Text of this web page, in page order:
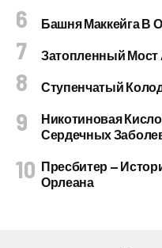
Башня Маккейга В
Затопленный Мост
Ступенчатый
Никотиновая
Сердечных
Пресбитер —
Орлеана